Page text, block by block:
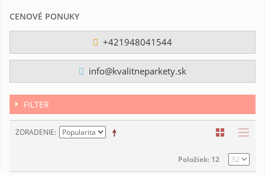
CENOVÉ PONUKY
+421948041544
info@kvalitneparkety.sk
FILTER
ZORADENIE
Položiek: 12